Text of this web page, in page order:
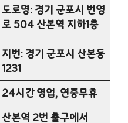
도로명: 경기 군포시 번영
로 504 산본역 지하1층
지번: 경기 군포시 산본동
1231
24시간 영업, 연중무휴
산본역 2번 출구에서